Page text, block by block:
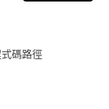
式碼路徑